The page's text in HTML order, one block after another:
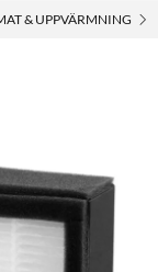
& UPPVÄRMNING